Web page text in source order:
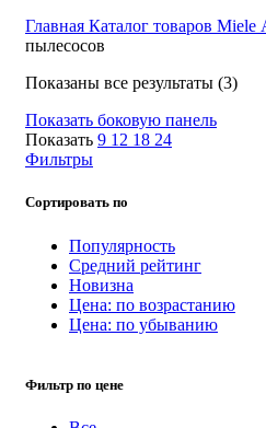
Главная Каталог товаров Miele
пылесосов
Показаны все результаты (3)
Показать боковую панель
Показать 9 12 18 24
Фильтры
Сортировать по
Популярность
Средний рейтинг
Новизна
Цена: по возрастанию
Цена: по убыванию
Фильтр по цене